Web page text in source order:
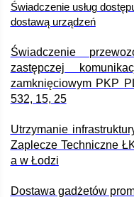
„ŁKA”
sp.
z
Świadczenie usług
dostawą urządzeń
Świadczenie
zastępczej
zamknięciowym PKP
532, 15, 25
Utrzymanie
Zaplecze Techniczne
a w Łodzi
Dostawa gadżetów